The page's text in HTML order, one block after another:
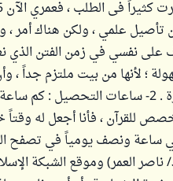
علمي ، ولكن هناك أمر ،
نفسي في زمن الفتن الذي
؛ لأنها من بيت ملتزم جداً ،
الذكور ، وأتمنى أن يكون بيننا مصاهرة . 2-
ساعة ونصف يومياً في تصفح
ناصر العمر) وموقع الشبكة